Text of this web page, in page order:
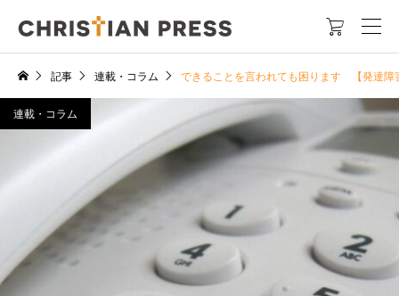

記事 連載・コラム できることを言われても困ります 【発達障
連載・コラム